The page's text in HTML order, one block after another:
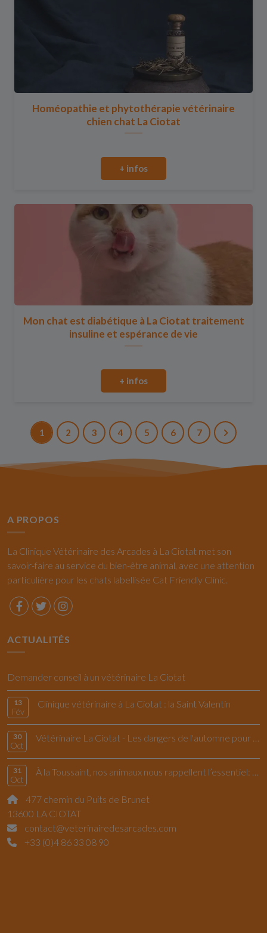
Homéopathie et phytothérapie vétérinaire
chien chat La Ciotat
+ infos
Mon chat est diabétique à La Ciotat traitement
insuline et espérance de vie
+ infos
1 2 3 4 5 6 7
A PROPOS
La Clinique Vétérinaire des Arcades à La Ciotat met son
savoir-faire au service du bien-être animal, avec une attention
particulière pour les chats labellisée Cat Friendly Clinic.
ACTUALITÉS
Demander conseil à un vétérinaire La Ciotat
13
Fév
Clinique vétérinaire à La Ciotat : la Saint Valentin
30
Oct
Vétérinaire La Ciotat - Les dangers de l'automne pour le chiens et les chats
31
Oct
À la Toussaint, nos animaux nous rappellent l’essentiel: vivre l’instant présent
477 chemin du Puits de Brunet
13600 LA CIOTAT
contact@veterinairedesarcades.com
+33 (0)4 86 33 08 90